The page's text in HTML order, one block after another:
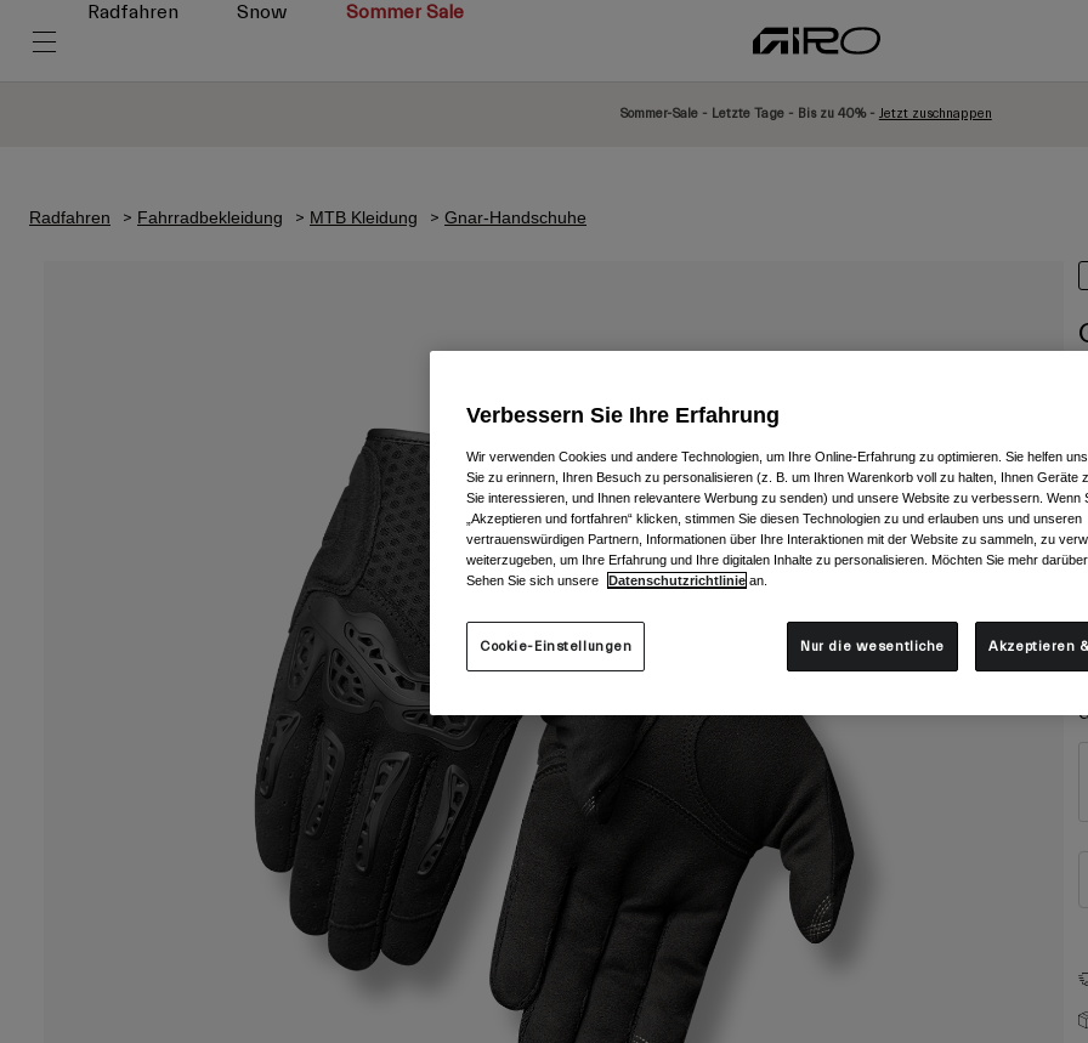
Radfahren Snow Sommer Sale
Sommer-Sale - Letzte Tage - Bis zu 40% - Jetzt zuschnappen
Radfahren Fahrradbekleidung MTB Kleidung Gnar-Handschuhe
Verbessern Sie Ihre Erfahrung
Wir verwenden Cookies und andere Technologien, um Ihre Online-Erfahrung zu optimieren. Sie helfen
Sie zu erinnern, Ihren Besuch zu personalisieren (z. B. um Ihren Warenkorb voll zu halten, Ihnen Geräte
Sie interessieren, und Ihnen relevantere Werbung zu senden) und unsere Website zu verbessern. Wenn
„Akzeptieren und fortfahren“ klicken, stimmen Sie diesen Technologien zu und erlauben uns und unseren
vertrauenswürdigen Partnern, Informationen über Ihre Interaktionen mit der Website zu sammeln, zu
weiterzugeben, um Ihre Erfahrung und Ihre digitalen Inhalte zu personalisieren. Möchten Sie mehr
Sehen Sie sich unsere
Datenschutzrichtlinie an.
Cookie-Einstellungen Nur die wesentliche Akzeptieren